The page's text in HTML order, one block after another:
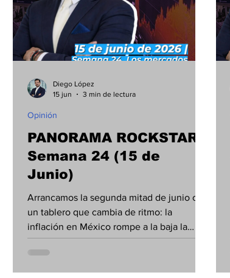
PANORAMA ROCKSTAR |
Semana 24 (15 de
Junio)
Arrancamos la segunda mitad de junio con
un tablero que cambia de ritmo: la
inflación en México rompe a la baja la
barrera del 4%, el superpeso recupera
terreno y las materias primas sufren una
corrección masiva que abre ventanas de
Opinión
Diego López
15 jun
3 min de lectura